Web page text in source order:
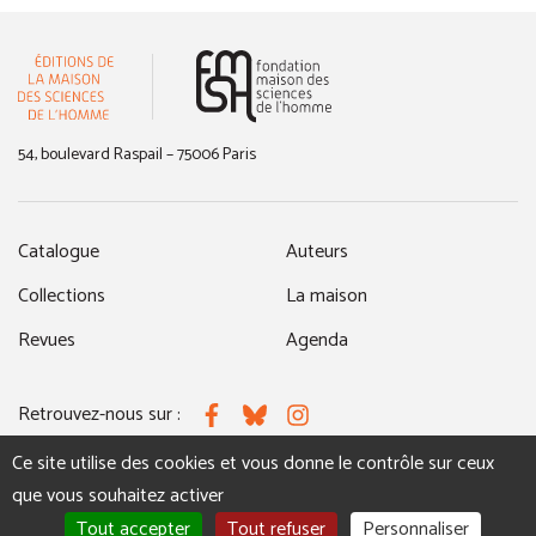
54, boulevard Raspail – 75006 Paris
Catalogue
Collections
Revues
Auteurs
La maison
Agenda
Retrouvez-nous sur : FacebookBlueskyInstagram
MENTIONS LÉGALES NOUS CONTACTER
Ce site utilise des cookies et vous donne le contrôle sur ceux
que vous souhaitez activer
Tout accepter
Tout refuser Personnaliser